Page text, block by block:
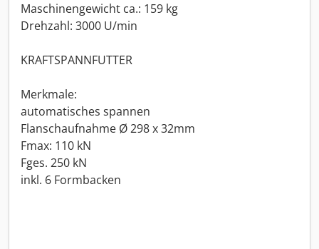
Maschinengewicht ca.: 159 kg
Drehzahl: 3000 U/min
KRAFTSPANNFUTTER
Merkmale:
automatisches spannen
Flanschaufnahme Ø 298 x 32mm
Fmax: 110 kN
Fges. 250 kN
inkl. 6 Formbacken